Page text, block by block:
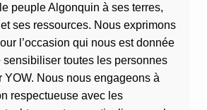
peuple Algonquin à ses terres,
ses ressources. Nous exprimons
l’occasion qui nous est donnée
sensibiliser toutes les personnes
YOW. Nous nous engageons à
respectueuse avec les